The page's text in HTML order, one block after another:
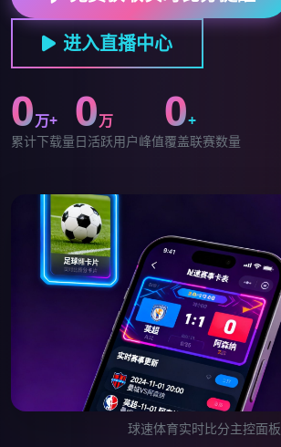
进入直播中心
0万+
累计下载量
0万
日活跃用户峰值
0+
覆盖联赛数量
球速体育实时比分主控面板